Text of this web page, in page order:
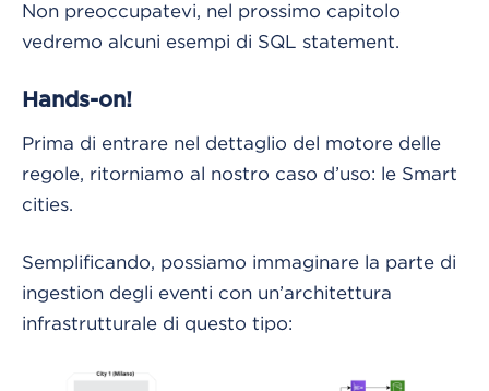
Non preoccupatevi, nel prossimo capitolo
vedremo alcuni esempi di SQL statement.
Hands-on!
Prima di entrare nel dettaglio del motore delle
regole, ritorniamo al nostro caso d’uso: le Smart
cities.
Semplificando, possiamo immaginare la parte di
ingestion degli eventi con un’architettura
infrastrutturale di questo tipo: